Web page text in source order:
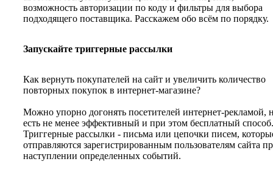
возможность авторизации по коду и фильтры для выбора
подходящего поставщика. Расскажем обо всём по порядку.
Запускайте триггерные рассылки
Как вернуть покупателей на сайт и увеличить количество
повторных покупок в интернет-магазине?
Можно упорно догонять посетителей интернет-рекламой,
есть не менее эффективный и при этом бесплатный способ.
Триггерные рассылки - письма или цепочки писем,
отправляются зарегистрированным пользователям сайта
наступлении определенных событий.